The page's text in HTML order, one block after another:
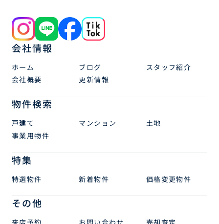
会社情報
ホーム ブログ
スタッフ紹介
会社概要
更新情報
物件検索
戸建て マンション
土地
事業用物件
特集
特選物件 新着物件 価格変更物件
その他